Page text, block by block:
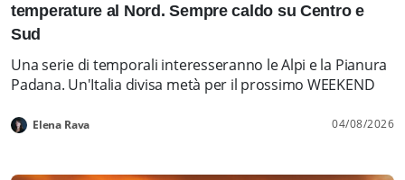
temperature al Nord. Sempre caldo su Centro e
Sud
Una serie di temporali interesseranno le Alpi e la Pianura
Padana. Un'Italia divisa metà per il prossimo WEEKEND
Elena Rava 04/08/2026